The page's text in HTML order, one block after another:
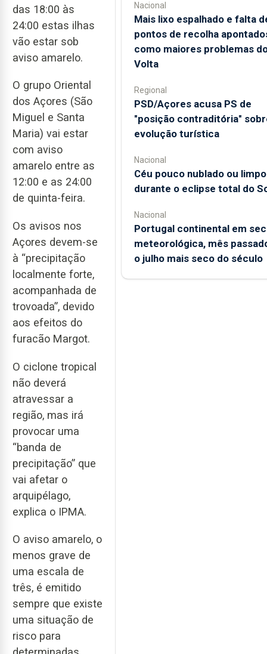
das 18:00 às
24:00 estas ilhas
vão estar sob
aviso amarelo.
O grupo Oriental
dos Açores (São
Miguel e Santa
Maria) vai estar
com aviso
amarelo entre as
12:00 e as 24:00
de quinta-feira.
Os avisos nos
Açores devem-se
à “precipitação
localmente forte,
acompanhada de
trovoada”, devido
aos efeitos do
furacão Margot.
O ciclone tropical
não deverá
atravessar a
região, mas irá
provocar uma
“banda de
precipitação” que
vai afetar o
arquipélago,
explica o IPMA.
O aviso amarelo, o
menos grave de
uma escala de
três, é emitido
sempre que existe
uma situação de
risco para
Nacional
Mais lixo espalhado e falta
pontos de recolha
como maiores problemas
Volta
Regional
PSD/Açores acusa PS de
"posição contraditória"
evolução turística
Nacional
Céu pouco nublado ou limpo
durante o eclipse total do
Nacional
Portugal continental em
meteorológica, mês
o julho mais seco do século